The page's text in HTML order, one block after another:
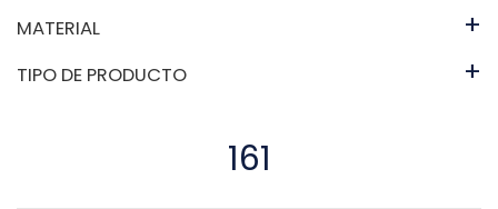
MATERIAL +
TIPO DE PRODUCTO +
161